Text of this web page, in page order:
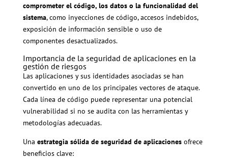
comprometer el código, los datos o la funcionalidad del
sistema, como inyecciones de código, accesos indebidos,
exposición de información sensible o uso de
componentes desactualizados.
Importancia de la seguridad de aplicaciones en la
gestión de riesgos
Las aplicaciones y sus identidades asociadas se han
convertido en uno de los principales vectores de ataque.
Cada línea de código puede representar una potencial
vulnerabilidad si no se audita con las herramientas y
metodologías adecuadas.
Una estrategia sólida de seguridad de aplicacionesofrece
beneficios clave: